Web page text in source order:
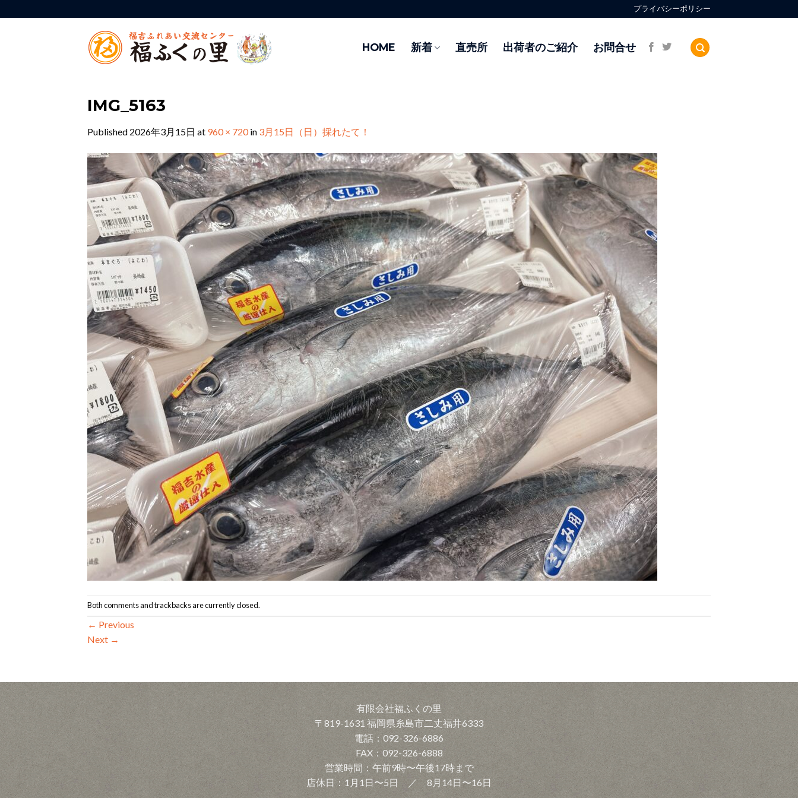
to
プライバシーポリシー
HOME 新着 直売所 出荷者のご紹介 お問合せ
IMG_5163
Published 2026年3月15日 at 960 × 720in 3月15日（日）採れたて！
Both comments and trackbacks are currently closed.
← Previous
Next →
有限会社福ふくの里
〒819-1631 福岡県糸島市二丈福井6333
電話：092-326-6886
FAX：092-326-6888
営業時間：午前9時〜午後17時まで
店休日：1月1日〜5日 ／ 8月14日〜16日